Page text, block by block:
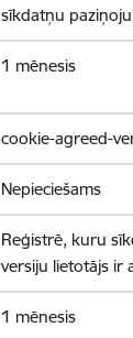
sīkdatņu
1 mēnesis
cookie-agreed-
Nepieciešams
Reģistrē, kuru
versiju lietotājs ir
1 mēnesis